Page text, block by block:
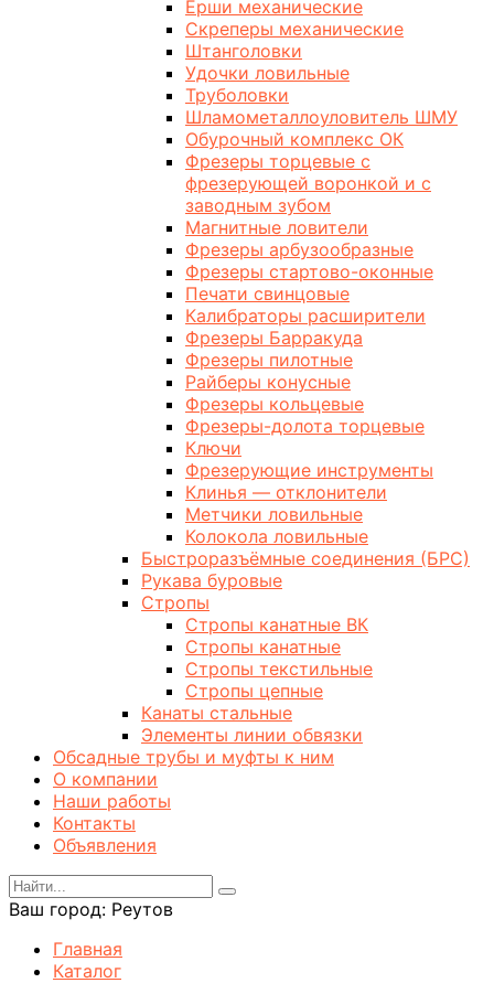
Ерши механические
Скреперы механические
Штанголовки
Удочки ловильные
Труболовки
Шламометаллоуловитель ШМУ
Обурочный комплекс ОК
Фрезеры торцевые с
фрезерующей воронкой и с
заводным зубом
Магнитные ловители
Фрезеры арбузообразные
Фрезеры стартово-оконные
Печати свинцовые
Калибраторы расширители
Фрезеры Барракуда
Фрезеры пилотные
Райберы конусные
Фрезеры кольцевые
Фрезеры-долота торцевые
Ключи
Фрезерующие инструменты
Клинья — отклонители
Метчики ловильные
Колокола ловильные
Быстроразъёмные соединения (БРС)
Рукава буровые
Стропы
Стропы канатные ВК
Стропы канатные
Стропы текстильные
Стропы цепные
Канаты стальные
Элементы линии обвязки
Обсадные трубы и муфты к ним
О компании
Наши работы
Контакты
Объявления
Ваш город: Реутов
Главная
Каталог